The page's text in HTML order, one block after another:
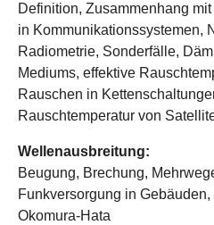
Definition, Zusammenhang
in Kommunikationssystemen,
Radiometrie, Sonderfälle,
Mediums, effektive
Rauschen in
Rauschtemperatur von
Wellenausbreitung:
Beugung, Brechung,
Funkversorgung in
Okomura-Hata